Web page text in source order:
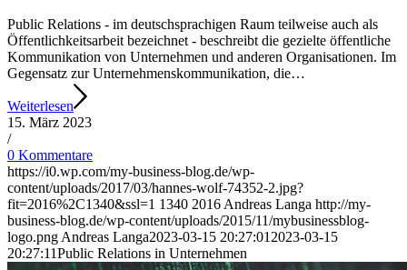
Public Relations - im deutschsprachigen Raum teilweise auch als
Öffentlichkeitsarbeit bezeichnet - beschreibt die gezielte öffentliche
Kommunikation von Unternehmen und anderen Organisationen. Im
Gegensatz zur Unternehmenskommunikation, die…
Weiterlesen
15. März 2023
/
0 Kommentare
https://i0.wp.com/my-business-blog.de/wp-
content/uploads/2017/03/hannes-wolf-74352-2.jpg?
fit=2016%2C1340&ssl=1 1340 2016 Andreas Langa http://my-
business-blog.de/wp-content/uploads/2015/11/mybusinessblog-
logo.png Andreas Langa2023-03-15 20:27:01 2023-03-15
20:27:11Public Relations in Unternehmen